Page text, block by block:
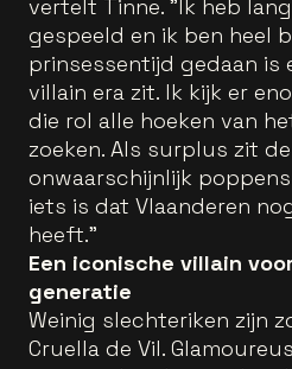
vertelt Tinne. "Ik heb
gespeeld en ik ben heel
prinsessentijd gedaan is
villain era zit. Ik kijk er
die rol alle hoeken van
zoeken. Als surplus zit
onwaarschijnlijk
iets is dat Vlaanderen
heeft."
Een iconische villain
generatie
Weinig slechteriken zijn
Cruella de Vil.